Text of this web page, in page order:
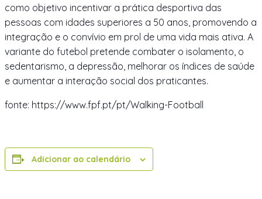
como objetivo incentivar a prática desportiva das
pessoas com idades superiores a 50 anos, promovendo a
integração e o convívio em prol de uma vida mais ativa. A
variante do futebol pretende combater o isolamento, o
sedentarismo, a depressão, melhorar os índices de saúde
e aumentar a interação social dos praticantes.
fonte: https://www.fpf.pt/pt/Walking-Football
Adicionar ao calendário